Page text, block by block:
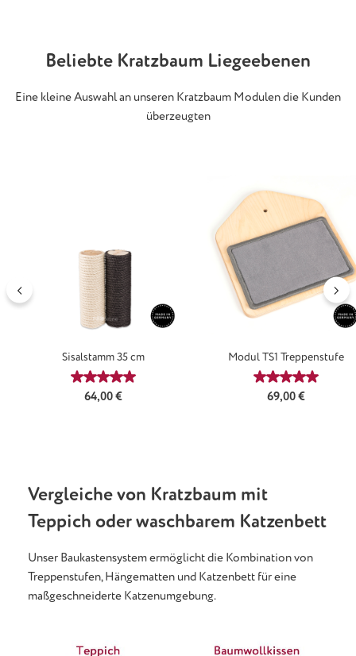
Beliebte Kratzbaum Liegeebenen
Eine kleine Auswahl an unseren Kratzbaum Modulen die Kunden
überzeugten
Sisalstamm 35 cm
Durchschnittliche Bewertung von 5 von 5 Sternen
Regulärer Preis:
64,00 €
Modul TS1 Treppenstufe
Regulärer Preis:
69,00 €
Vergleiche von Kratzbaum mit
Teppich oder waschbarem Katzenbett
Unser Baukastensystem ermöglicht die Kombination von
Treppenstufen, Hängematten und Katzenbett für eine
maßgeschneiderte Katzenumgebung.